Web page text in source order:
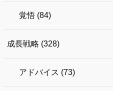
覚悟 (84)
成長戦略 (328)
アドバイス (73)